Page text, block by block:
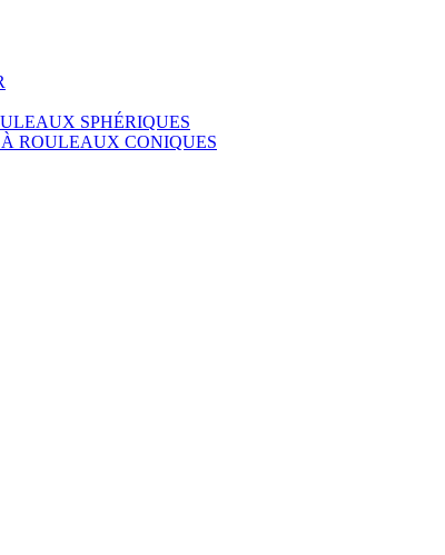
SPHÉRIQUES
ROULEAUX CONIQUES